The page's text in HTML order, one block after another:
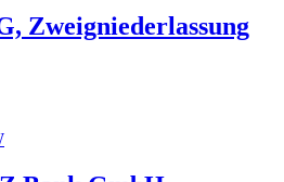
Zweigniederlassung